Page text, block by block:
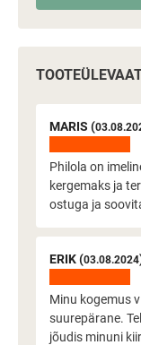
MARIS (
Philola on
kergemaks ja
ostuga ja
ERIK (03.08.2024
Minu kogemus
suurepärane.
jõudis minuni